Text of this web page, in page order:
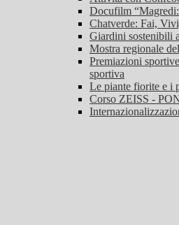
Docufilm
Chatverde: Fai,
Giardini sostenibili
Mostra regionale
Premiazioni
sportiva
Le piante fiorite e i
Corso ZEISS -